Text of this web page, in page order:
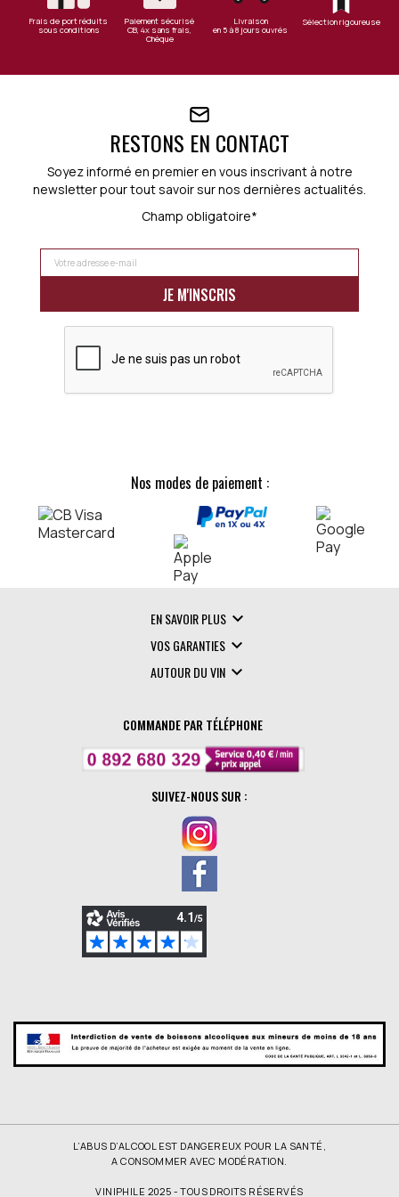
Frais de port réduits
sous conditions
Paiement sécurisé
CB, 4x sans frais,
Chèque
Livraison
en 5 à 8 jours ouvrés
Sélection rigoureuse
RESTONS EN CONTACT
Soyez informé en premier en vous inscrivant à notre
newsletter pour tout savoir sur nos dernières actualités.
Champ obligatoire*
Nos modes de paiement :
EN SAVOIR PLUS 
VOS GARANTIES 
AUTOUR DU VIN 
COMMANDE PAR TÉLÉPHONE
SUIVEZ-NOUS SUR :
L’ABUS D’ALCOOL EST DANGEREUX POUR LA SANTÉ,
A CONSOMMER AVEC MODÉRATION.
VINIPHILE 2025 - TOUS DROITS RÉSERVÉS